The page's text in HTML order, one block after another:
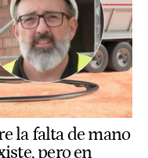
la falta de mano
pero en